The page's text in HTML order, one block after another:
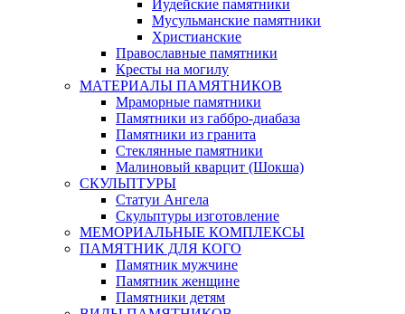
Иудейские памятники
Мусульманские памятники
Христианские
Православные памятники
Кресты на могилу
МАТЕРИАЛЫ ПАМЯТНИКОВ
Мраморные памятники
Памятники из габбро-диабаза
Памятники из гранита
Стеклянные памятники
Малиновый кварцит (Шокша)
СКУЛЬПТУРЫ
Статуи Ангела
Скульптуры изготовление
МЕМОРИАЛЬНЫЕ КОМПЛЕКСЫ
ПАМЯТНИК ДЛЯ КОГО
Памятник мужчине
Памятник женщине
Памятники детям